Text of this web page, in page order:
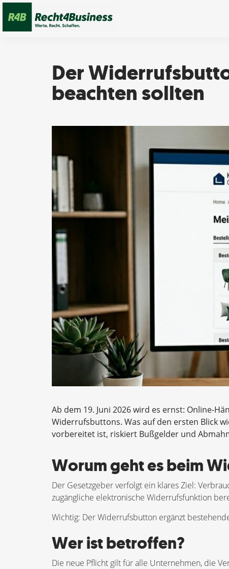
Der
beachten sollten
Ab dem 19. Juni 2026 wird es ernst: Online-
Widerrufsbuttons. Was auf den ersten Blick
vorbereitet ist, riskiert Bußgelder und
Worum geht es beim
Der Gesetzgeber verfolgt ein klares Ziel:
zugängliche elektronische Widerrufsfunktion
Wichtig: Der Widerrufsbutton ergänzt
Wer ist betroffen?
Die neue Pflicht gilt für alle Unternehmen, die